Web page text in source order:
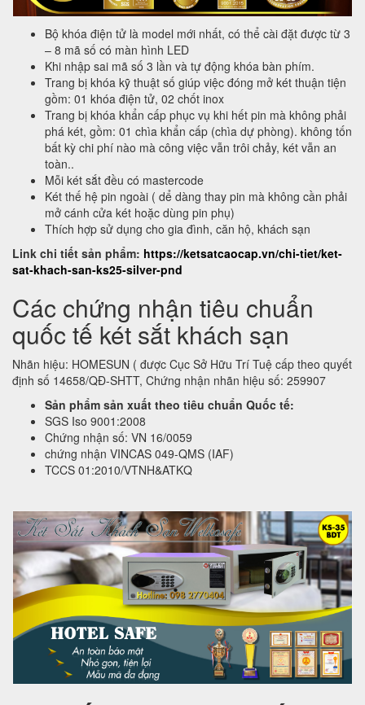
Bộ khóa điện tử là model mới nhất, có thể cài đặt được từ 3
– 8 mã số có màn hình LED
Khi nhập sai mã số 3 lần và tự động khóa bàn phím.
Trang bị khóa kỹ thuật số giúp việc đóng mở két thuận tiện
gồm: 01 khóa điện tử, 02 chốt inox
Trang bị khóa khẩn cấp phục vụ khi hết pin mà không phải
phá két, gồm: 01 chìa khẩn cấp (chìa dự phòng). không tốn
bất kỳ chi phí nào mà công việc vẫn trôi chảy, két vẫn an
toàn..
Mỗi két sắt đều có mastercode
Két thế hệ pin ngoài ( dể dàng thay pin mà không cần phải
mở cánh cửa két hoặc dùng pin phụ)
Thích hợp sử dụng cho gia đình, căn hộ, khách sạn
Link chi tiết sản phẩm: https://ketsatcaocap.vn/chi-tiet/ket-
sat-khach-san-ks25-silver-pnd
Các chứng nhận tiêu chuẩn
quốc tế két sắt khách sạn
Nhãn hiệu: HOMESUN ( được Cục Sở Hữu Trí Tuệ cấp theo quyết
định số 14658/QĐ-SHTT, Chứng nhận nhãn hiệu số: 259907
Sản phẩm sản xuất theo tiêu chuẩn Quốc tế:
SGS Iso 9001:2008
Chứng nhận số: VN 16/0059
chứng nhận VINCAS 049-QMS (IAF)
TCCS 01:2010/VTNH&ATKQ